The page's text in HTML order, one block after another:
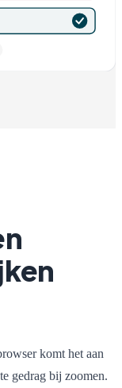
komt het aan
gedrag bij zoomen.